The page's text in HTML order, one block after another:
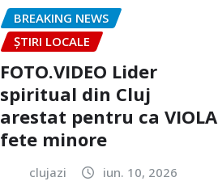
BREAKING NEWS
ȘTIRI LOCALE
FOTO.VIDEO Lider
spiritual din Cluj
arestat pentru ca VIOLA
fete minore
clujazi iun. 10, 2026